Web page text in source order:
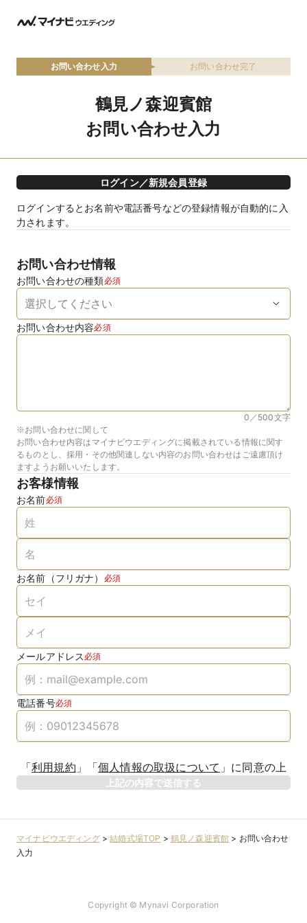
お問い合わせ入力 お問い合わせ完了
鶴見ノ森迎賓館
お問い合わせ入力
ログイン／新規会員登録
ログインするとお名前や電話番号などの登録情報が自動的に入
力されます。
お問い合わせ情報
お問い合わせの種類必須
お問い合わせ内容必須
0／500文字
※お問い合わせに関して
お問い合わせ内容はマイナビウエディングに掲載されている情報に関す
るものとし、採用・その他関連しない内容のお問い合わせはご遠慮頂け
ますようお願いいたします。
お客様情報
お名前必須
お名前（フリガナ） 必須
メールアドレス 必須
電話番号必須
「利用規約 」 「個人情報の取扱について 」 に同意の上
上記の内容で送信する
マイナビウエディング>結婚式場TOP > 鶴見ノ森迎賓館 > お問い合わせ
入力
Copyright © Mynavi Corporation